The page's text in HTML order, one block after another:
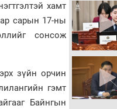
хамт
сарын 17-ны
сонсож
зүйн орчин
гэмт
Байнгын